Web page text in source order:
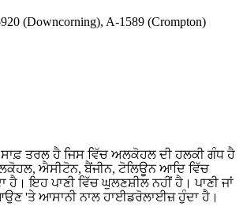
(Downcorning), A-1589 (Crompton)
ਤਰਲ ਹੈ ਜਿਸ ਵਿੱਚ ਅਲਕੋਹਲ ਦੀ ਹਲਕੀ ਗੰਧ ਹੈ
ਐਸੀਟੋਨ, ਬੈਂਜੀਨ, ਟੋਲਿਊਨ ਆਦਿ ਵਿੱਚ
ਹੈ। ਇਹ ਪਾਣੀ ਵਿੱਚ ਘੁਲਣਸ਼ੀਲ ਨਹੀਂ ਹੈ। ਪਾਣੀ ਜਾਂ
'ਤੇ ਆਸਾਨੀ ਨਾਲ ਹਾਈਡਰੋਲਾਈਜ਼ ਹੁੰਦਾ ਹੈ।